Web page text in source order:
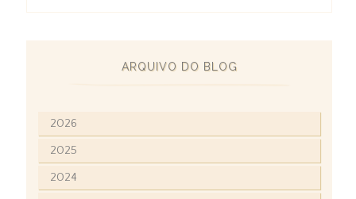
ARQUIVO DO BLOG
2026
2025
2024